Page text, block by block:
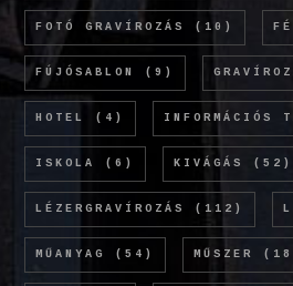
FOTÓ GRAVÍROZÁS (10)
FÚJÓSABLON (9)
HOTEL (4) INFORMÁCIÓS
ISKOLA (6) KIVÁGÁS (52)
LÉZERGRAVÍROZÁS (112)
MŰANYAG (54) MŰSZER